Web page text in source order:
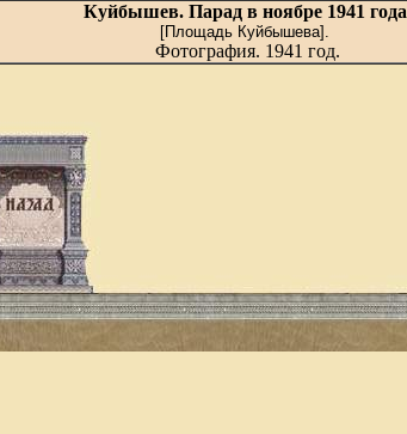
Куйбышев. Парад в ноябре 1941 года
[Площадь Куйбышева].
Фотография. 1941 год.